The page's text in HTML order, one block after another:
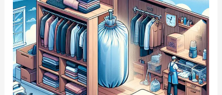
間：
高
雄
洗
衣
店
專